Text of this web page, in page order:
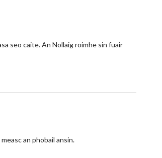
seo caite. An Nollaig roimhe sin fuair
an phobail ansin.